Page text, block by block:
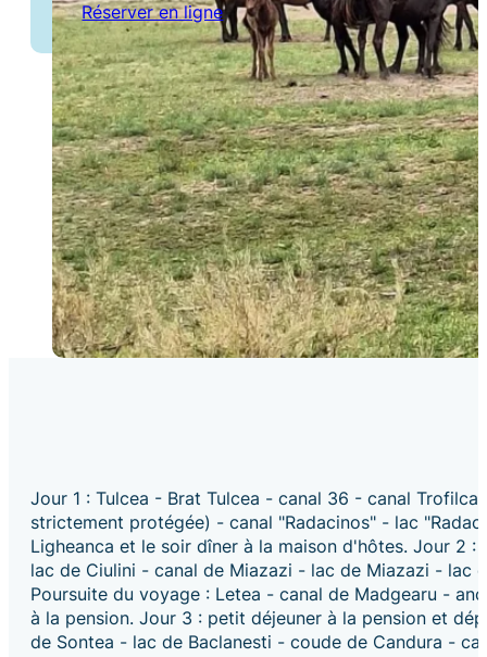
Réserver en ligne
Jour 1 : Tulcea - Brat Tulcea - canal 36 - canal
strictement protégée) - canal "Radacinos" - lac
Ligheanca et le soir dîner à la maison d'hôtes. Jour 2
lac de Ciulini - canal de Miazazi - lac de Miazazi - lac
Poursuite du voyage : Letea - canal de Madgearu -
à la pension. Jour 3 : petit déjeuner à la pension et
de Sontea - lac de Baclanesti - coude de Candura -